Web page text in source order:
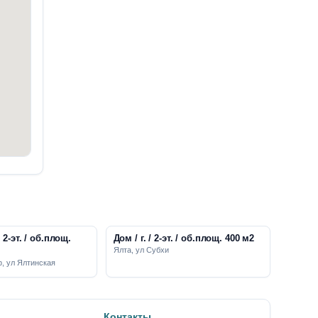
2-эт. / об.площ.
ул Ялтинская
Дом / г. / 2-эт. / об.площ. 400 м2
Ялта, ул Субхи